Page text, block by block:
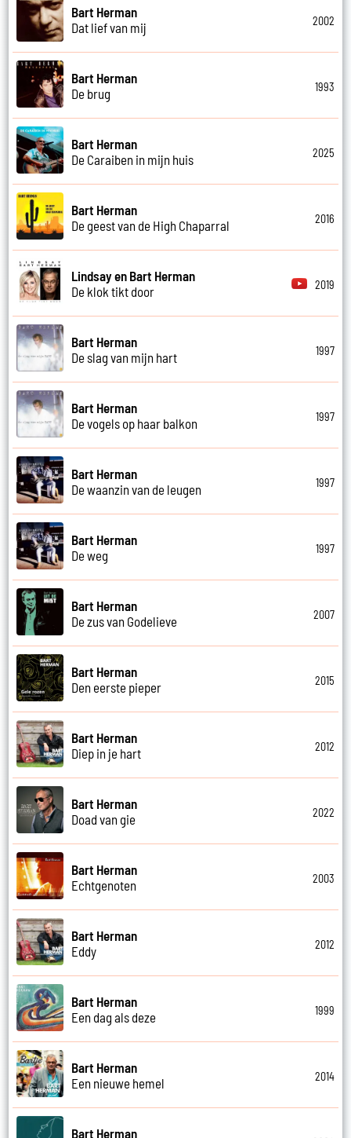
Bart Herman
Dat lief van mij
2002
Bart Herman
De brug
1993
Bart Herman
De Caraiben in mijn huis
2025
Bart Herman
De geest van de High Chaparral
2016
Lindsay en Bart Herman
De klok tikt door
2019
Bart Herman
De slag van mijn hart
1997
Bart Herman
De vogels op haar balkon
1997
Bart Herman
De waanzin van de leugen
1997
Bart Herman
De weg
1997
Bart Herman
De zus van Godelieve
2007
Bart Herman
Den eerste pieper
2015
Bart Herman
Diep in je hart
2012
Bart Herman
Doad van gie
2022
Bart Herman
Echtgenoten
2003
Bart Herman
Eddy
2012
Bart Herman
Een dag als deze
1999
Bart Herman
Een nieuwe hemel
2014
Bart Herman